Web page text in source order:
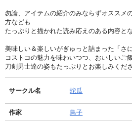
勿論、アイテムの紹介のみならずオススメ
方なども
たっぷりと描かれた読み応えのある内容と
美味しい＆楽しいがぎゅっと詰まった「さ
コストコの魅力を味わいつつ、おいしいご
刀剣男士達の姿もたっぷりとお楽しみくだ
サークル名 蛇瓜
作家
鳥子